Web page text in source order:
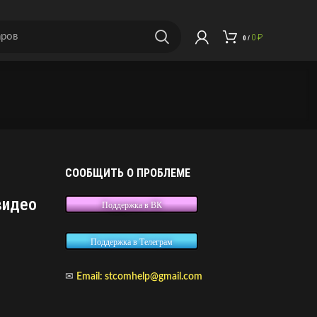
0 / 0 ₽
СООБЩИТЬ О ПРОБЛЕМЕ
Поддержка в ВК
Поддержка в Телеграм
✉ Email: stcomhelp@gmail.com